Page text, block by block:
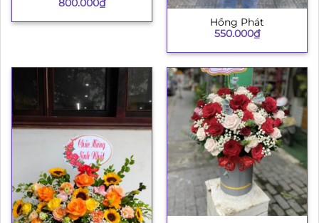
800.000₫
Hồng Phát
550.000₫